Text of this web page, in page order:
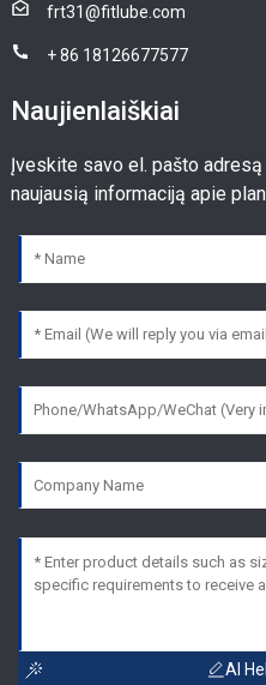
frt31@fitlube.com
+ 86 18126677577
Naujienlaiškiai
Įveskite savo el. pašto
naujausią informaciją apie
AI